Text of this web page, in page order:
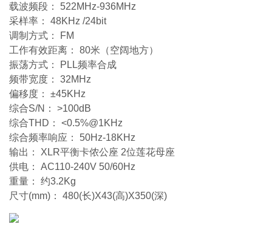
载波频段： 522MHz-936MHz
采样率： 48KHz /24bit
调制方式： FM
工作有效距离： 80米（空阔地方）
振荡方式： PLL频率合成
频带宽度： 32MHz
偏移度： ±45KHz
综合S/N： >100dB
综合THD： <0.5%@1KHz
综合频率响应： 50Hz-18KHz
输出： XLR平衡卡侬公座 2位莲花母座
供电： AC110-240V 50/60Hz
重量： 约3.2Kg
尺寸(mm)： 480(长)X43(高)X350(深)